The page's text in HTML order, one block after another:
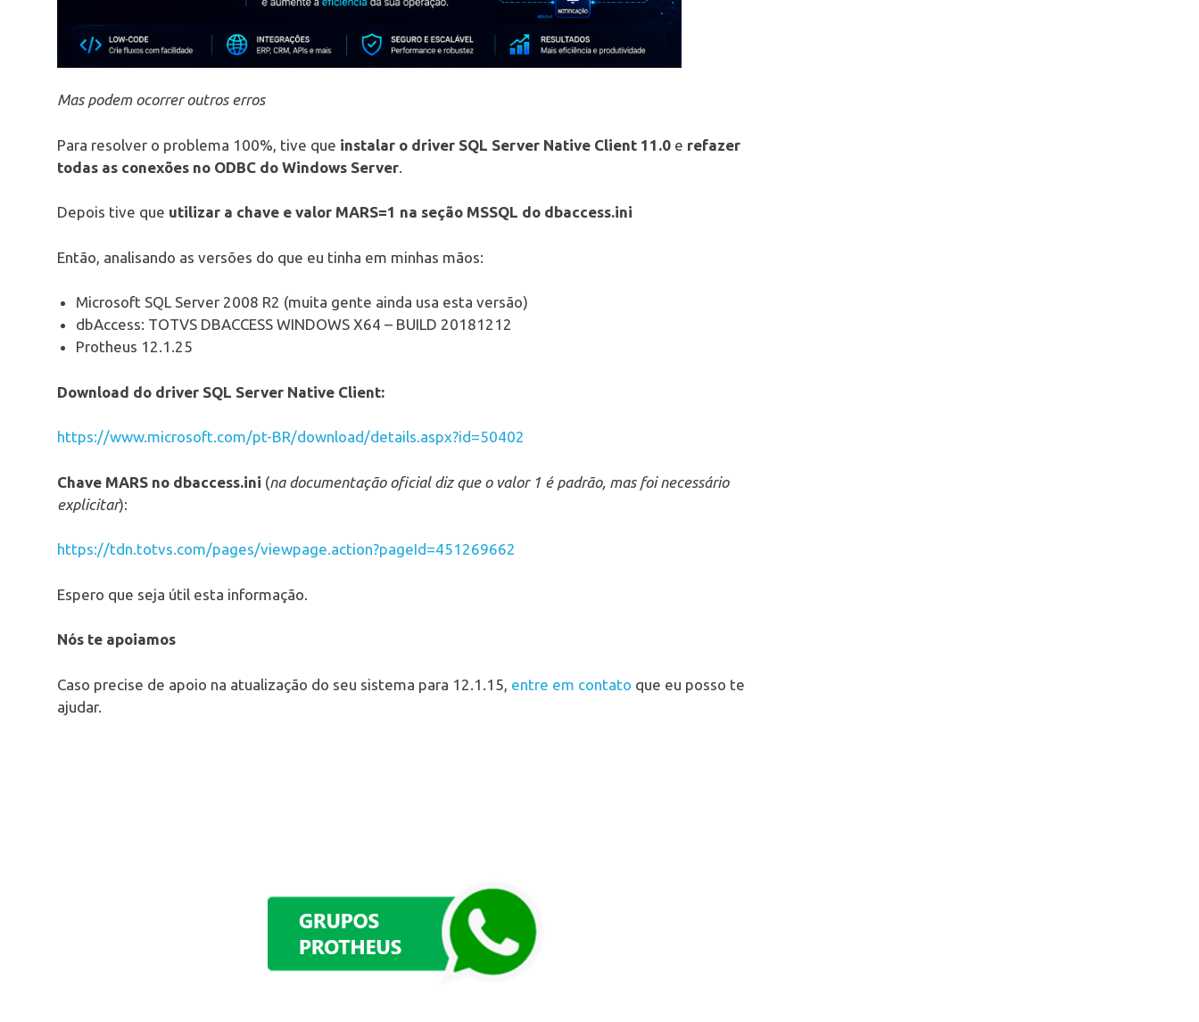
Mas podem ocorrer outros erros
Para resolver o problema 100%, tive que instalar o driver SQL Server Native Client 11.0 e refazer
todas as conexões no ODBC do Windows Server
Depois tive que utilizar a chave e valor MARS=1 na seção MSSQL do dbaccess.ini
Então, analisando as versões do que eu tinha em minhas mãos:
Microsoft SQL Server 2008 R2 (muita gente ainda usa esta versão)
dbAccess: TOTVS DBACCESS WINDOWS X64 – BUILD 20181212
Protheus 12.1.25
Download do driver SQL Server Native Client:
https://www.microsoft.com/pt-BR/download/details.aspx?id=50402
Chave MARS no dbaccess.ini (na documentação oficial diz que o valor 1 é padrão, mas foi necessário
explicitar):
https://tdn.totvs.com/pages/viewpage.action?pageId=451269662
Espero que seja útil esta informação.
Nós te apoiamos
Caso precise de apoio na atualização do seu sistema para 12.1.15, entre em contato que eu posso te
ajudar.